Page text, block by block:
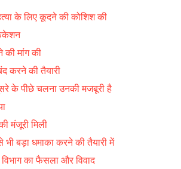
के लिए कूदने की कोशिश की
की मांग की
करने की तैयारी
के पीछे चलना उनकी मजबूरी है
मंजूरी मिली
भी बड़ा धमाका करने की तैयारी में
विभाग का फैसला और विवाद